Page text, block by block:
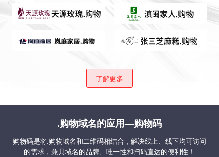
了解更多
.购物域名的应用—购物码
购物码是将.购物域名和二维码相结合，解决线上、线下均可访问
的需求，兼具域名的品牌、唯一性和扫码直达的便利性！